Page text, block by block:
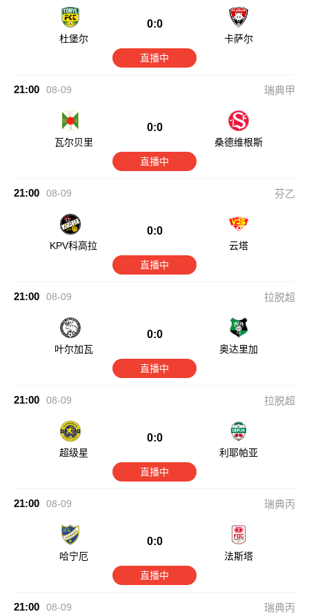
杜堡尔
0:0
卡萨尔
直播中
21:00 08-09 瑞典甲
瓦尔贝里
0:0
桑德维根斯
直播中
21:00 08-09 芬乙
KPV科高拉
0:0
云塔
直播中
21:00 08-09 拉脱超
叶尔加瓦
0:0
奥达里加
直播中
21:00 08-09 拉脱超
超级星
0:0
利耶帕亚
直播中
21:00 08-09 瑞典丙
哈宁厄
0:0
法斯塔
直播中
21:00 08-09 瑞典丙